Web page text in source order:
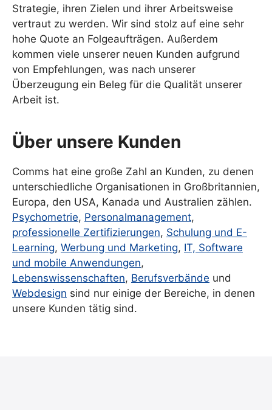
Strategie, ihren Zielen und ihrer Arbeitsweise
vertraut zu werden. Wir sind stolz auf eine sehr
hohe Quote an Folgeaufträgen. Außerdem
kommen viele unserer neuen Kunden aufgrund
von Empfehlungen, was nach unserer
Überzeugung ein Beleg für die Qualität unserer
Arbeit ist.
Über unsere Kunden
Comms hat eine große Zahl an Kunden, zu denen
unterschiedliche Organisationen in Großbritannien,
Europa, den USA, Kanada und Australien zählen.
Psychometrie, Personalmanagement,
professionelle Zertifizierungen, Schulung und E-
Learning, Werbung und Marketing, IT, Software
und mobile Anwendungen,
Lebenswissenschaften, Berufsverbände und
Webdesign sind nur einige der Bereiche, in denen
unsere Kunden tätig sind.